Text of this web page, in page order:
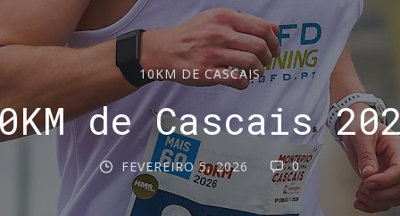
10KM DE CASCAIS
de Cascais
FEVEREIRO 5, 2026 0